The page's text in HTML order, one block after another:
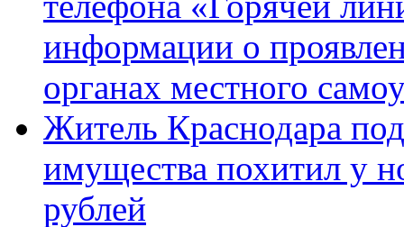
информации о
органах местного
Житель Краснодара
имущества похитил у
рублей